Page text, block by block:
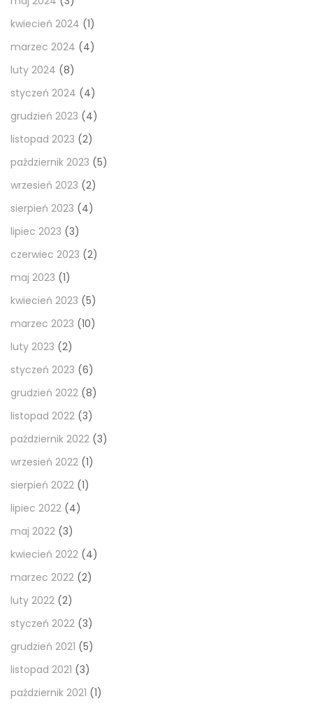
kwiecień 2024 (1)
marzec 2024 (4)
luty 2024 (8)
styczeń 2024 (4)
grudzień 2023 (4)
listopad 2023 (2)
październik 2023 (5)
wrzesień 2023 (2)
sierpień 2023 (4)
lipiec 2023 (3)
czerwiec 2023 (2)
maj 2023 (1)
kwiecień 2023 (5)
marzec 2023 (10)
luty 2023 (2)
styczeń 2023 (6)
grudzień 2022 (8)
listopad 2022 (3)
październik 2022 (3)
wrzesień 2022 (1)
sierpień 2022 (1)
lipiec 2022 (4)
maj 2022 (3)
kwiecień 2022 (4)
marzec 2022 (2)
luty 2022 (2)
styczeń 2022 (3)
grudzień 2021 (5)
listopad 2021 (3)
październik 2021 (1)